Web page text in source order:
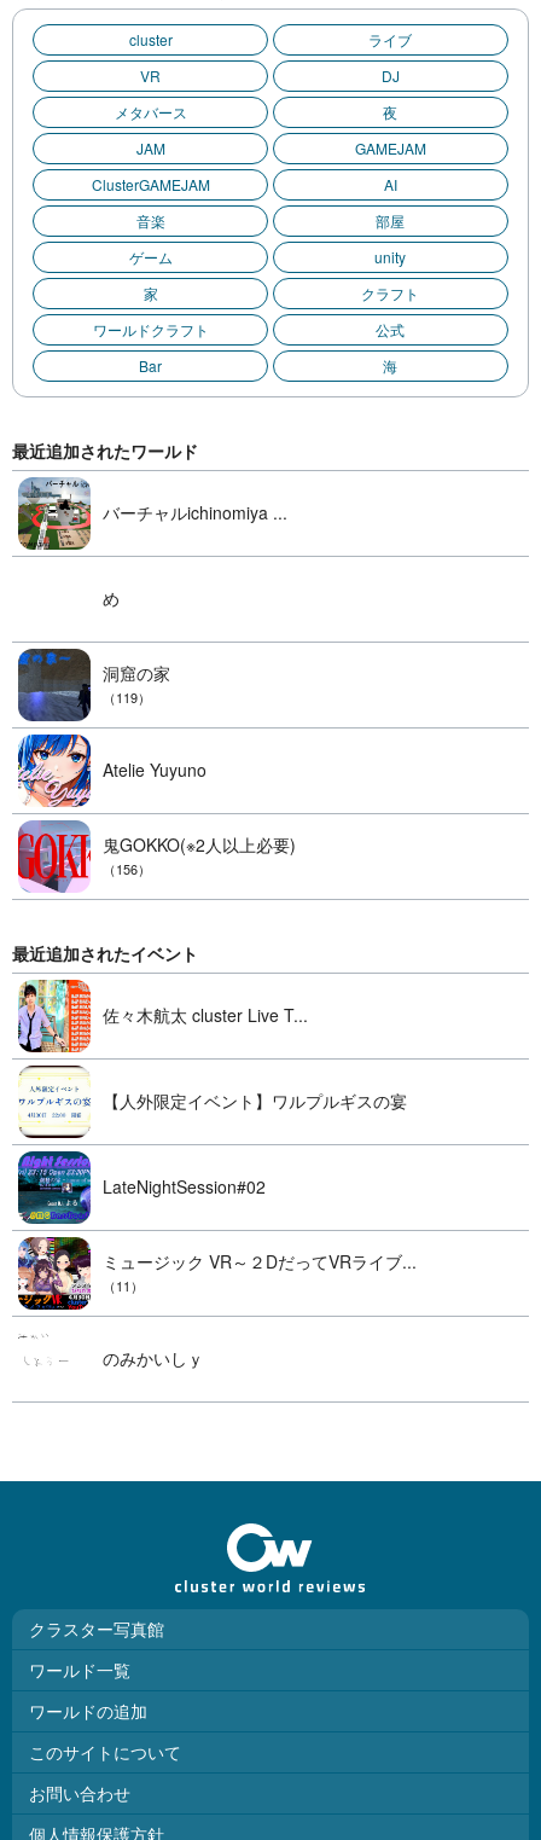
cluster
ライブ
VR
DJ
メタバース
夜
JAM
GAMEJAM
ClusterGAMEJAM
AI
音楽
部屋
ゲーム
unity
家
クラフト
ワールドクラフト
公式
Bar
海
最近追加されたワールド
バーチャルichinomiya ...
め
洞窟の家
（119）
Atelie Yuyuno
鬼GOKKO(※2人以上必要)
（156）
最近追加されたイベント
佐々木航太 cluster Live T...
【人外限定イベント】ワルプルギスの宴
LateNightSession#02
ミュージック VR～２DだってVRライブ...
（11）
のみかいしｙ
クラスター写真館
ワールド一覧
ワールドの追加
このサイトについて
お問い合わせ
個人情報保護方針